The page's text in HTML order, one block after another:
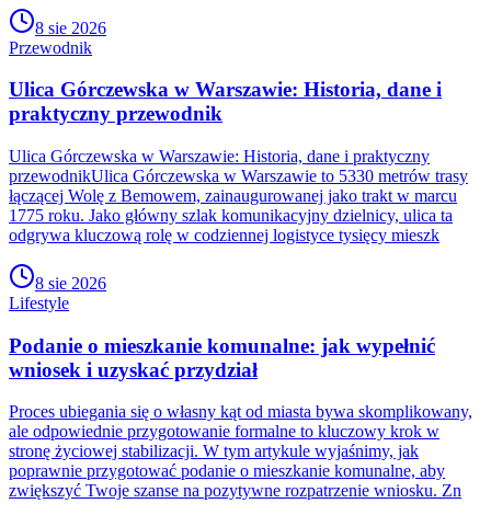
8 sie 2026
Przewodnik
Ulica Górczewska w Warszawie: Historia, dane i
praktyczny przewodnik
Ulica Górczewska w Warszawie: Historia, dane i praktyczny
przewodnikUlica Górczewska w Warszawie to 5330 metrów trasy
łączącej Wolę z Bemowem, zainaugurowanej jako trakt w marcu
1775 roku. Jako główny szlak komunikacyjny dzielnicy, ulica ta
odgrywa kluczową rolę w codziennej logistyce tysięcy mieszk
8 sie 2026
Lifestyle
Podanie o mieszkanie komunalne: jak wypełnić
wniosek i uzyskać przydział
Proces ubiegania się o własny kąt od miasta bywa skomplikowany,
ale odpowiednie przygotowanie formalne to kluczowy krok w
stronę życiowej stabilizacji. W tym artykule wyjaśnimy, jak
poprawnie przygotować podanie o mieszkanie komunalne, aby
zwiększyć Twoje szanse na pozytywne rozpatrzenie wniosku. Zn